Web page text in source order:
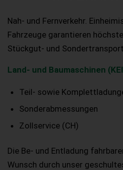
Nah- und Fernverkehr.
Fahrzeuge garantieren
Stückgut- und
Land- und Baumaschinen
Teil- sowie
Sonderabmessungen
Zollservice (CH)
Die Be- und Entladung
Wunsch durch unser